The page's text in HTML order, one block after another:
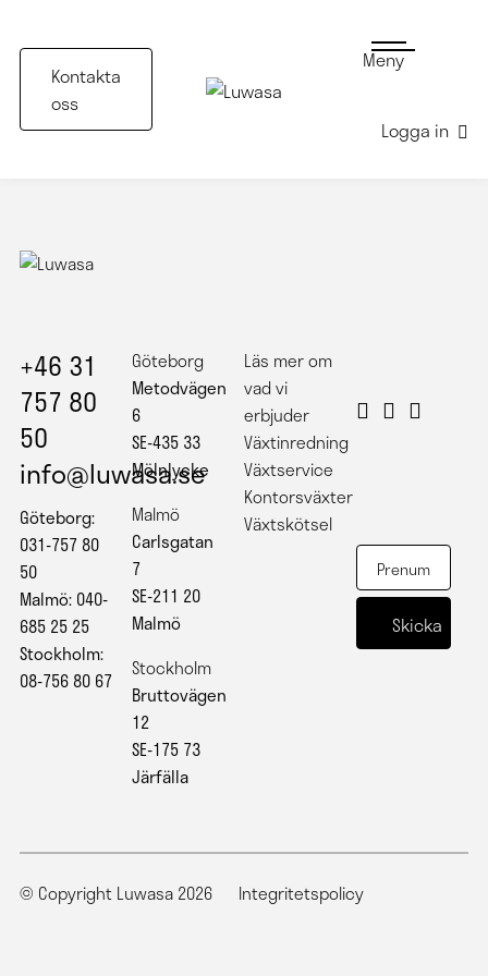
Kontakta
oss
Meny
Logga in
Hotell i Göteborg
+46 31
757 80
50
info@luwasa.se
Göteborg:
031-757 80
50
Malmö: 040-
685 25 25
Stockholm:
08-756 80 67
Göteborg
Metodvägen
6
SE-435 33
Mölnlycke
Malmö
Carlsgatan
7
SE-211 20
Malmö
Stockholm
Bruttovägen
12
SE-175 73
Järfälla
Läs mer om
vad vi
erbjuder
Växtinredning
Växtservice
Kontorsväxter
Växtskötsel
© Copyright Luwasa 2026 Integritetspolicy